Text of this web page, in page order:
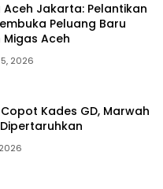
Aceh Jakarta: Pelantikan
Peluang Baru
Aceh
2026
Kades GD, Marwah